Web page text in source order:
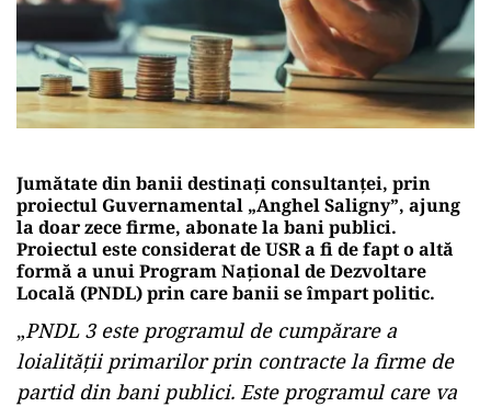
Jumătate din banii destinați consultanței, prin
proiectul Guvernamental „Anghel Saligny”, ajung
la doar zece firme, abonate la bani publici.
Proiectul este considerat de USR a fi de fapt o altă
formă a unui Program Național de Dezvoltare
Locală (PNDL) prin care banii se împart politic.
„PNDL 3 este programul de cumpărare a
loialității primarilor prin contracte la firme de
partid din bani publici. Este programul care va